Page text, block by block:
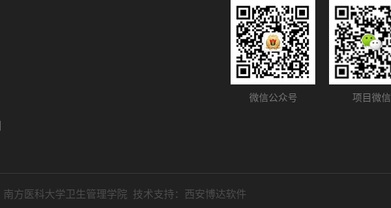
微信公众号 项目微信
南方医科大学卫生管理学院 技术支持： 西安博达软件